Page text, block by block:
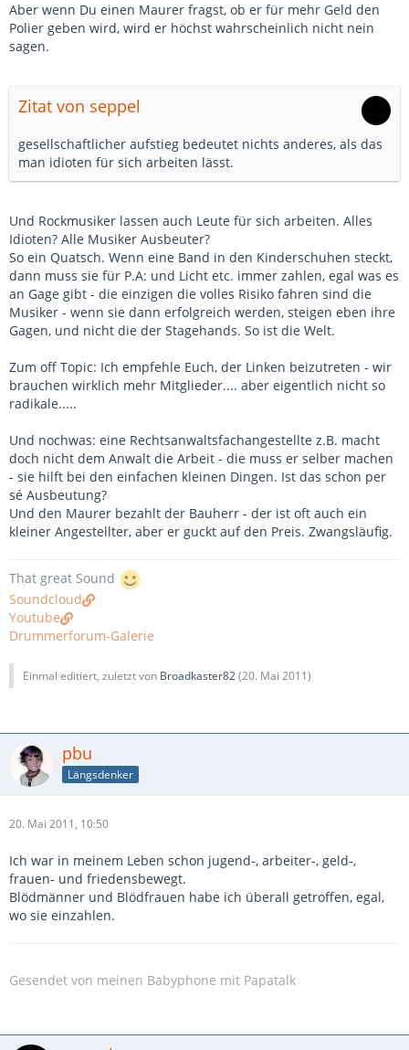
Aber wenn Du einen Maurer fragst, ob er für mehr Geld den
Polier geben wird, wird er höchst wahrscheinlich nicht nein
sagen.
Zitat von seppel
gesellschaftlicher aufstieg bedeutet nichts anderes, als das
man idioten für sich arbeiten lässt.
Und Rockmusiker lassen auch Leute für sich arbeiten. Alles
Idioten? Alle Musiker Ausbeuter?
So ein Quatsch. Wenn eine Band in den Kinderschuhen steckt,
dann muss sie für P.A: und Licht etc. immer zahlen, egal was es
an Gage gibt - die einzigen die volles Risiko fahren sind die
Musiker - wenn sie dann erfolgreich werden, steigen eben ihre
Gagen, und nicht die der Stagehands. So ist die Welt.
Zum off Topic: Ich empfehle Euch, der Linken beizutreten - wir
brauchen wirklich mehr Mitglieder.... aber eigentlich nicht so
radikale.....
Und nochwas: eine Rechtsanwaltsfachangestellte z.B. macht
doch nicht dem Anwalt die Arbeit - die muss er selber machen
- sie hilft bei den einfachen kleinen Dingen. Ist das schon per
sé Ausbeutung?
Und den Maurer bezahlt der Bauherr - der ist oft auch ein
kleiner Angestellter, aber er guckt auf den Preis. Zwangsläufig.
That great Sound
Soundcloud
Youtube
Drummerforum-Galerie
Einmal editiert, zuletzt von Broadkaster82(20. Mai 2011)
pbu
Längsdenker
20. Mai 2011, 10:50
Ich war in meinem Leben schon jugend-, arbeiter-, geld-,
frauen- und friedensbewegt.
Blödmänner und Blödfrauen habe ich überall getroffen, egal,
wo sie einzahlen.
Gesendet von meinen Babyphone mit Papatalk